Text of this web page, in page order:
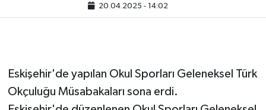
20.04.2025 - 14:02
Eskişehir'de yapılan Okul Sporları Geleneksel Türk
Okçuluğu Müsabakaları sona erdi.